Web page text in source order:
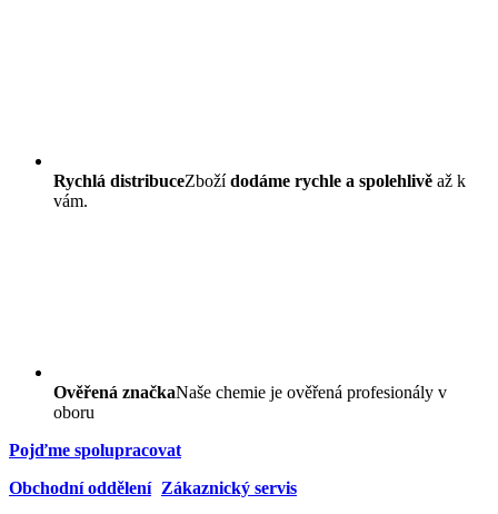
Rychlá distribuceZbožídodáme rychle a spolehlivě až k
vám.
Ověřená značkaNaše chemie je ověřená profesionály v
oboru
Pojďme spolupracovat
Obchodní oddělení Zákaznický servis